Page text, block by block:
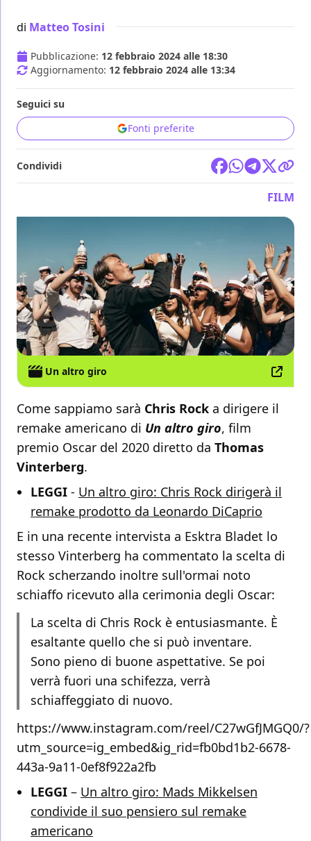
di Matteo Tosini
Pubblicazione: 12 febbraio 2024 alle 18:30
Aggiornamento: 12 febbraio 2024 alle 13:34
Seguici su
Fonti preferite
Condividi
FILM
Un altro giro
Come sappiamo sarà Chris Rock a dirigere il
remake americano di Un altro giro, film
premio Oscar del 2020 diretto da Thomas
Vinterberg.
LEGGI - Un altro giro: Chris Rock dirigerà il
remake prodotto da Leonardo DiCaprio
E in una recente intervista a Esktra Bladet lo
stesso Vinterberg ha commentato la scelta di
Rock scherzando inoltre sull'ormai noto
schiaffo ricevuto alla cerimonia degli Oscar:
La scelta di Chris Rock è entusiasmante. È
esaltante quello che si può inventare.
Sono pieno di buone aspettative. Se poi
verrà fuori una schifezza, verrà
schiaffeggiato di nuovo.
https://www.instagram.com/reel/C27wGfJMGQ0/?
utm_source=ig_embed&ig_rid=fb0bd1b2-6678-
443a-9a11-0ef8f922a2fb
LEGGI – Un altro giro: Mads Mikkelsen
condivide il suo pensiero sul remake
americano